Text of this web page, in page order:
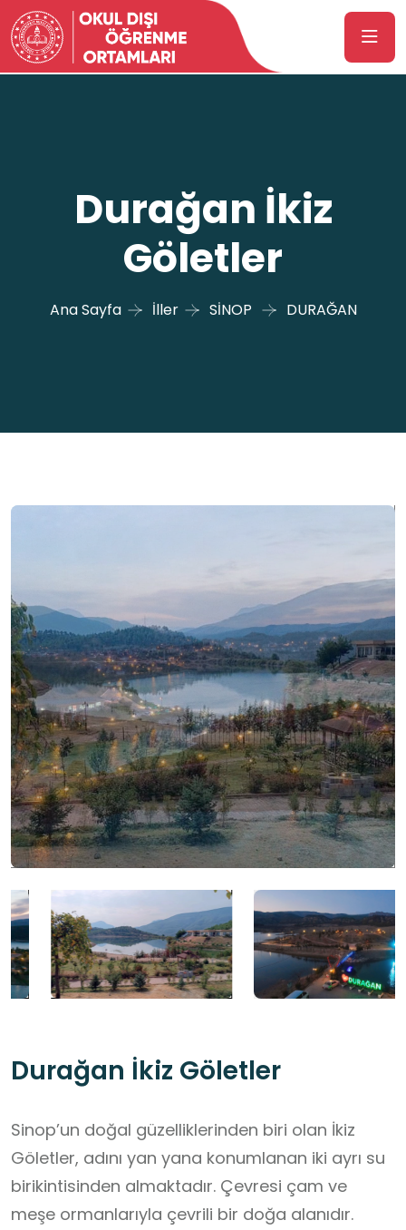
Durağan İkiz
Göletler
Ana Sayfa İller SİNOP DURAĞAN
Durağan İkiz Göletler
Sinop’un doğal güzelliklerinden biri olan İkiz
Göletler, adını yan yana konumlanan iki ayrı su
birikintisinden almaktadır. Çevresi çam ve
meşe ormanlarıyla çevrili bir doğa alanıdır.